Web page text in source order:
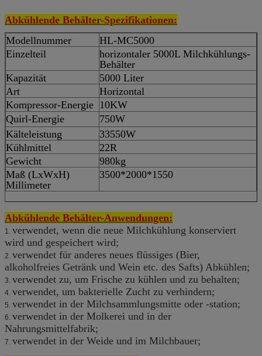
Abkühlende Behälter-Spezifikationen:
Modellnummer
HL-MC5000
Einzelteil
horizontaler 5000L Milchkühlungs-
Behälter
Kapazität
5000 Liter
Art
Horizontal
Kompressor-Energie 10KW
Quirl-Energie
750W
Kälteleistung
33550W
Kühlmittel
22R
Gewicht
980kg
Maß (LxWxH)
Millimeter
3500*2000*1550
Abkühlende Behälter-Anwendungen:
1. verwendet, wenn die neue Milchkühlung konserviert
wird und gespeichert wird;
2. verwendet für anderes neues flüssiges (Bier,
alkoholfreies Getränk und Wein etc. des Safts) Abkühlen;
3. verwendet zu, um Frische zu kühlen und zu behalten;
4. verwendet, um bakterielle Zucht zu verhindern;
5. verwendet in der Milchsammlungsmitte oder -station;
6. verwendet in der Molkerei und in der
Nahrungsmittelfabrik;
7. verwendet in der Weide und im Milchbauer;